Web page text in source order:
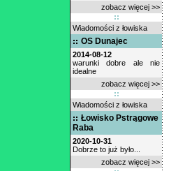
zobacz więcej >>
Wiadomości z łowiska
OS Dunajec
2014-08-12
warunki dobre ale nie
idealne
zobacz więcej >>
Wiadomości z łowiska
Łowisko Pstrągowe
Raba
2020-10-31
Dobrze to już było...
zobacz więcej >>